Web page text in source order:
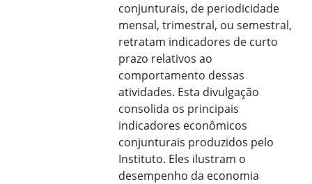
conjunturais, de periodicidade
mensal, trimestral, ou semestral,
retratam indicadores de curto
prazo relativos ao
comportamento dessas
atividades. Esta divulgação
consolida os principais
indicadores econômicos
conjunturais produzidos pelo
Instituto. Eles ilustram o
desempenho da economia